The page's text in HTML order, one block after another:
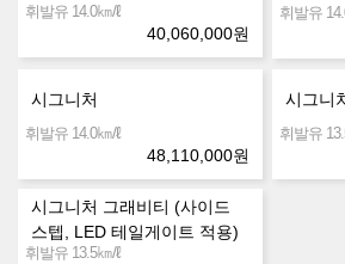
휘발유 14.0㎞/ℓ
40,060,000원
휘발유
시그니처
휘발유 14.0㎞/ℓ
48,110,000원
시그니
휘발유
시그니처 그래비티 (사이드
스텝, LED 테일게이트 적용)
휘발유 13.5㎞/ℓ